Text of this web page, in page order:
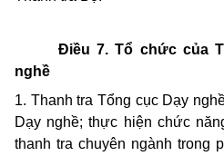
Điều 7. Tổ chức của
nghề
1. Thanh tra Tổng cục Dạy
Dạy nghề; thực hiện chức
thanh tra chuyên ngành trong